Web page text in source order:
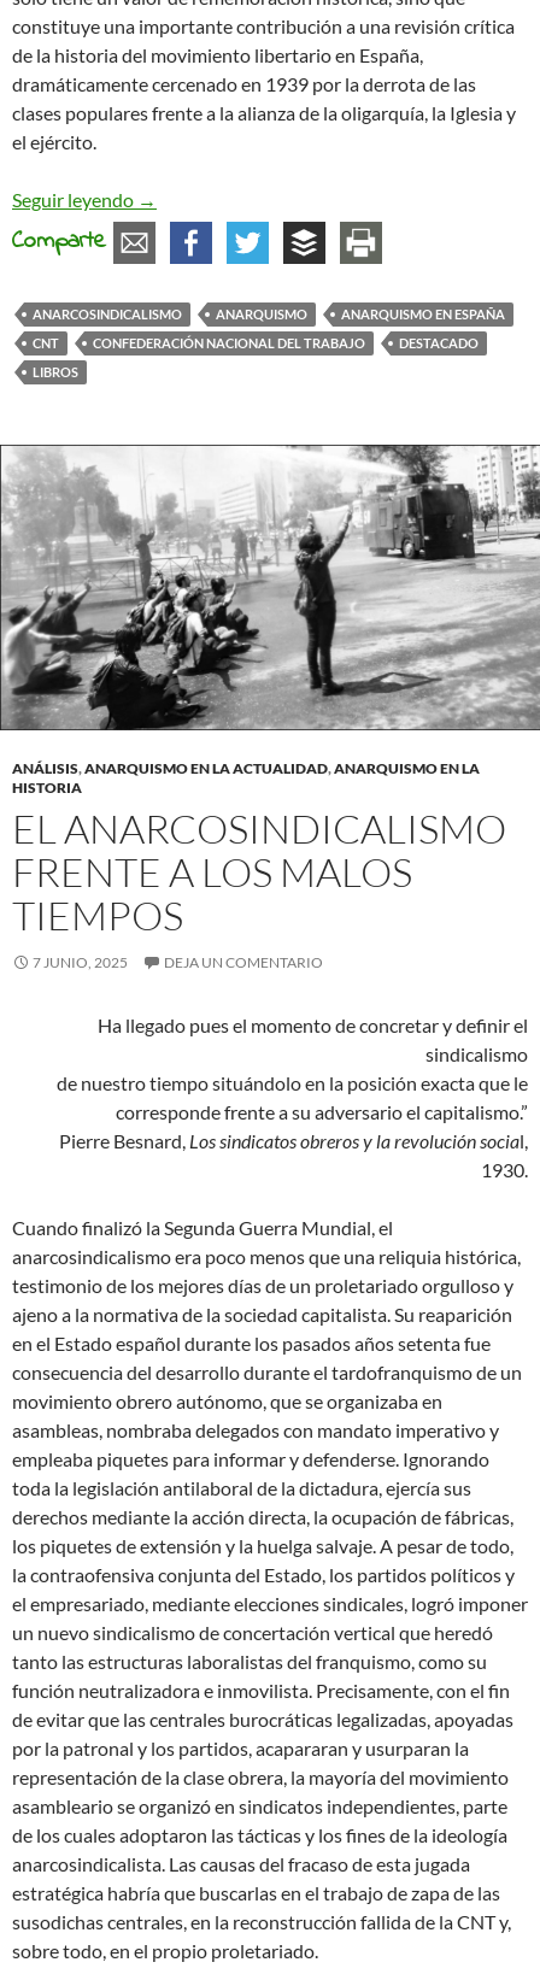
constituye una importante contribución a una revisión crítica
de la historia del movimiento libertario en España,
dramáticamente cercenado en 1939 por la derrota de las
clases populares frente a la alianza de la oligarquía, la Iglesia y
el ejército.
Seguir leyendo Los caminos del Comunismo Libertario en
→
Comparte
ANARCOSINDICALISMO ANARQUISMO
ANARQUISMO EN ESPAÑA
CNT
CONFEDERACIÓN NACIONAL DEL TRABAJO
DESTACADO
LIBROS
ANÁLISIS,ANARQUISMO EN LA ACTUALIDAD,ANARQUISMO EN LA
HISTORIA
EL ANARCOSINDICALISMO
FRENTE A LOS MALOS
TIEMPOS
7 JUNIO, 2025 DEJA UN COMENTARIO
Ha llegado pues el momento de concretar y definir el
sindicalismo
de nuestro tiempo situándolo en la posición exacta que le
corresponde frente a su adversario el capitalismo.”
Pierre Besnard, Los sindicatos obreros y la revolución social,
1930.
Cuando finalizó la Segunda Guerra Mundial, el
anarcosindicalismo era poco menos que una reliquia histórica,
testimonio de los mejores días de un proletariado orgulloso y
ajeno a la normativa de la sociedad capitalista. Su reaparición
en el Estado español durante los pasados años setenta fue
consecuencia del desarrollo durante el tardofranquismo de un
movimiento obrero autónomo, que se organizaba en
asambleas, nombraba delegados con mandato imperativo y
empleaba piquetes para informar y defenderse. Ignorando
toda la legislación antilaboral de la dictadura, ejercía sus
derechos mediante la acción directa, la ocupación de fábricas,
los piquetes de extensión y la huelga salvaje. A pesar de todo,
la contraofensiva conjunta del Estado, los partidos políticos y
el empresariado, mediante elecciones sindicales, logró imponer
un nuevo sindicalismo de concertación vertical que heredó
tanto las estructuras laboralistas del franquismo, como su
función neutralizadora e inmovilista. Precisamente, con el fin
de evitar que las centrales burocráticas legalizadas, apoyadas
por la patronal y los partidos, acapararan y usurparan la
representación de la clase obrera, la mayoría del movimiento
asambleario se organizó en sindicatos independientes, parte
de los cuales adoptaron las tácticas y los fines de la ideología
anarcosindicalista. Las causas del fracaso de esta jugada
estratégica habría que buscarlas en el trabajo de zapa de las
susodichas centrales, en la reconstrucción fallida de la CNT y,
sobre todo, en el propio proletariado.